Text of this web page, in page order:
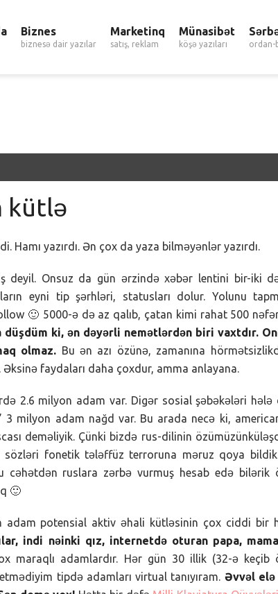
Biznes
biznesə dair yazılar
Marketinq
satış, reklam
Münasibət
köşə yazıları ordan-
kütlə
yazırdı. Ən çox da yaza bilməyənlər yazırdı.
deyil. Onsuz da gün ərzində xəbər lentini bir-iki
eyni tip şərhləri, statusları dolur. Yolunu
🙂 5000-ə də az qalıb, çatan kimi rahat 500
düşdüm ki, ən dəyərli nemətlərdən biri vaxtdır.
olmaz. Bu ən azı özünə, zamanına
faydaları daha çoxdur, amma anlayana.
2.6 milyon adam var. Digər sosial şəbəkələri hələ
3 milyon adam nağd var. Bu arada necə ki,
deməliyik. Çünki bizdə rus-dilinin
sözləri fonetik tələffüz terroruna məruz qoya
cəhətdən ruslara zərbə vurmuş hesab edə bilərik
🙂
adam potensial aktiv əhali kütləsinin çox ciddi bir
indi nəinki qız, internetdə oturan papa,
maraqlı adamlardır. Hər gün 30 illik (32-ə keçib
tipdə adamları virtual tanıyıram. Əvvəl